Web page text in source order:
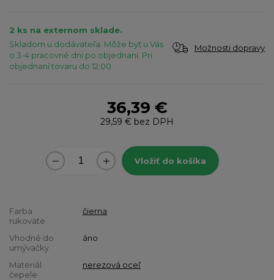
2 ks na externom sklade.
Skladom u dodávateľa. Môže byť u Vás
o 3-4 pracovné dni po objednaní. Pri
objednaní tovaru do 12:00.
Možnosti dopravy
36,39 €
29,59 € bez DPH
Vložiť do košíka
Farba
rukoväte
čierna
Vhodné do
umývačky
áno
Materiál
čepele
nerezová oceľ